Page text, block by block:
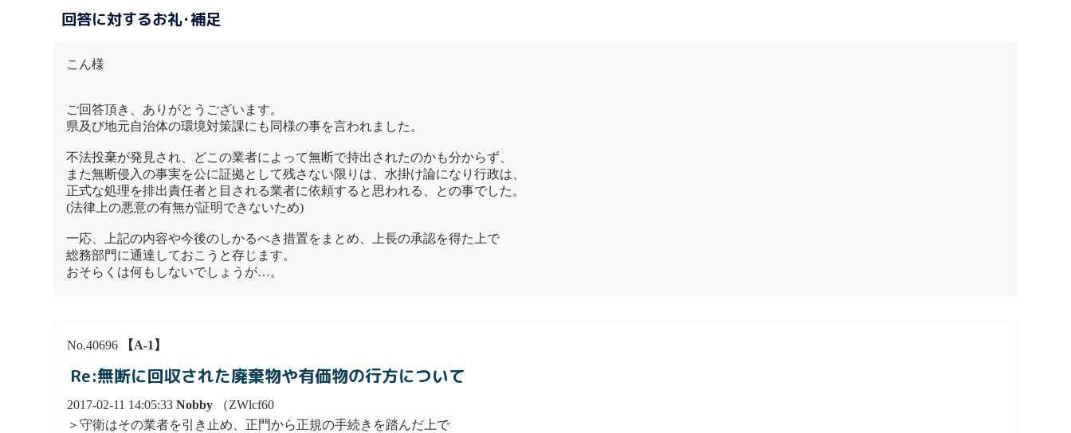
回答に対するお礼･補足
こん様
ご回答頂き、ありがとうございます。
県及び地元自治体の環境対策課にも同様の事を言われました。
不法投棄が発見され、どこの業者によって無断で持出されたのかも分からず、
また無断侵入の事実を公に証拠として残さない限りは、水掛け論になり行政は、
正式な処理を排出責任者と目される業者に依頼すると思われる、との事でした。
(法律上の悪意の有無が証明できないため)
一応、上記の内容や今後のしかるべき措置をまとめ、上長の承認を得た上で
総務部門に通達しておこうと存じます。
おそらくは何もしないでしょうが…。
No.40696 【A-1】
Re:無断に回収された廃棄物や有価物の行方について
2017-02-11 14:05:33Nobby （ZWlcf60
＞守衛はその業者を引き止め、正門から正規の手続きを踏んだ上で